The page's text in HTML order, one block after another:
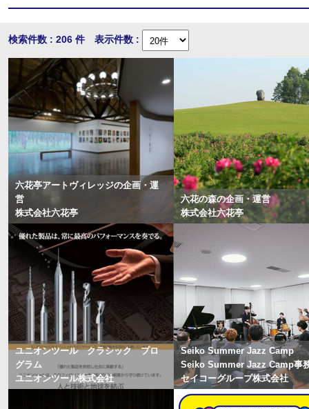
検索件数 : 206 件 表示件数 :
六花亭アートヴィレッジの企画・運
営
株式会社六花亭
六花の森の企画・運営
株式会社六花亭
ユニオンツール クラシック プロ
グラム
ユニオンツール株式会社
Seiko Summer Jazz Camp
Seiko Summer Jazz Camp事
セイコーグループ株式会社